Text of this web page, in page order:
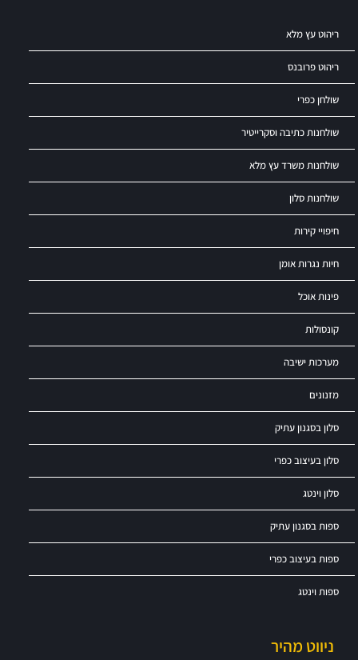
ריהוט עץ מלא
ריהוט פרובנס
שולחן כפרי
שולחנות כתיבה וסקרייטיר
שולחנות משרד עץ מלא
שולחנות סלון
חיפויי קירות
חיות נגרות אומן
פינות אוכל
קונסולות
מערכות ישיבה
מזנונים
סלון בסגנון עתיק
סלון בעיצוב כפרי
סלון וינטג
ספות בסגנון עתיק
ספות בעיצוב כפרי
ספות וינטג
ניווט מהיר